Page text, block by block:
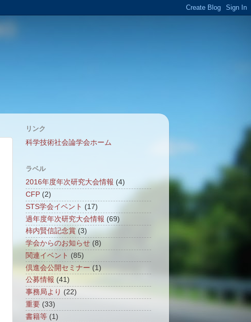
リンク
科学技術社会論学会ホーム
ラベル
2016年度年次研究大会情報 (4)
CFP (2)
STS学会イベント (17)
過年度年次研究大会情報 (69)
柿内賢信記念賞 (3)
学会からのお知らせ (8)
関連イベント (85)
倶進会公開セミナー (1)
公募情報 (41)
事務局より (22)
重要 (33)
書籍等 (1)